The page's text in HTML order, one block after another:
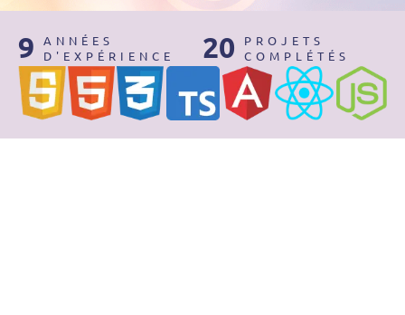
9
ANNÉES
D'EXPÉRIENCE
20
PROJETS
COMPLÉTÉS